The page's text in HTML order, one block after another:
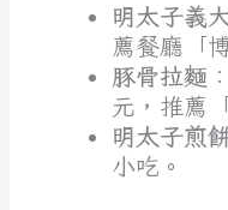
明太子義
薦餐廳「
豚骨拉麵
元，推薦
明太子煎
小吃。